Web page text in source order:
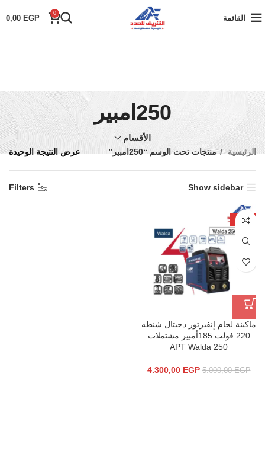
القائمة
0
0,00 EGP
250امبير
الأقسام
الرئيسية منتجات تحت الوسم “250امبير” عرض النتيجة الوحيدة
Show sidebar
Filters
-14%
ماكينة لحام إنفيرتور دجيتال شنطه
220 فولت 185أمبير مشتملات
APT Walda 250
5.000,00EGP
4.300,00 EGP